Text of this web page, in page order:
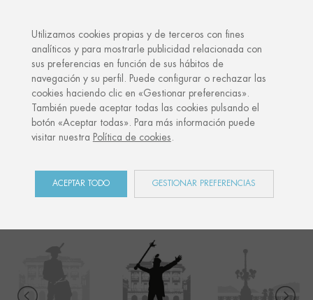
Shop Donostia / San Sebastián Tambor Mayor
DONOSTIA / SAN
SEBASTIÁN
COLECCIÓN
Utilizamos cookies propias y de terceros con fines
analíticos y para mostrarle publicidad relacionada con
sus preferencias en función de sus hábitos de
navegación y su perfil. Puede configurar o rechazar las
cookies haciendo clic en «Gestionar preferencias».
También puede aceptar todas las cookies pulsando el
botón «Aceptar todas». Para más información puede
visitar nuestra Política de cookies.
ACEPTAR TODO GESTIONAR PREFERENCIAS